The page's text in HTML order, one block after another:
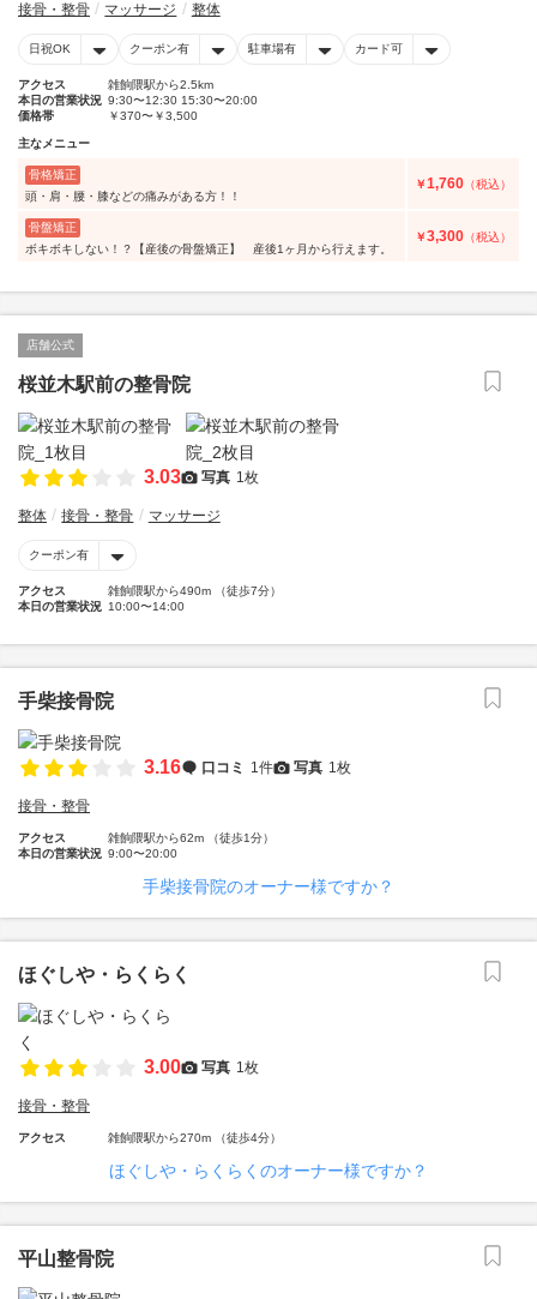
接骨・整骨 マッサージ 整体
日祝OK クーポン有 駐車場有 カード可
アクセス
雑餉隈駅から2.5km
本日の営業状況 9:30〜12:30 15:30〜20:00
価格帯
￥370〜￥3,500
主なメニュー
骨格矯正
頭・肩・腰・膝などの痛みがある方！！
￥1,760 （税込）
骨盤矯正
ボキボキしない！？【産後の骨盤矯正】 産後1ヶ月から行えます。
￥3,300 （税込）
店舗公式
桜並木駅前の整骨院
3.03 写真 1枚
整体 接骨・整骨 マッサージ
クーポン有
アクセス
雑餉隈駅から490m （徒歩7分）
本日の営業状況 10:00〜14:00
手柴接骨院
3.16 口コミ 1件 写真 1枚
接骨・整骨
アクセス
雑餉隈駅から62m （徒歩1分）
本日の営業状況 9:00〜20:00
手柴接骨院のオーナー様ですか？
ほぐしや・らくらく
3.00 写真 1枚
接骨・整骨
アクセス 雑餉隈駅から270m （徒歩4分）
ほぐしや・らくらくのオーナー様ですか？
平山整骨院